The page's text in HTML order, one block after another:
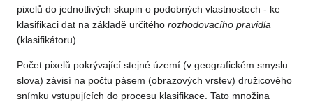
pixelů do jednotlivých skupin o podobných vlastnostech - ke
klasifikaci dat na základě určitého rozhodovacího pravidla
(klasifikátoru).
Počet pixelů pokrývající stejné území (v geografickém smyslu
slova) závisí na počtu pásem (obrazových vrstev) družicového
snímku vstupujících do procesu klasifikace. Tato množina